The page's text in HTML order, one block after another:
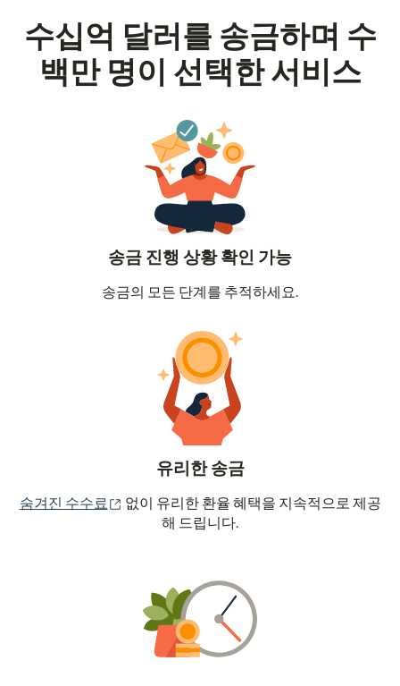
수십억 달러를 송금하며 수
백만 명이 선택한 서비스
송금 진행 상황 확인 가능
송금의 모든 단계를 추적하세요.
유리한 송금
숨겨진 수수료 (새 창에서 열림)
없이 유리한 환율 혜택을 지속적으로 제공
해 드립니다.